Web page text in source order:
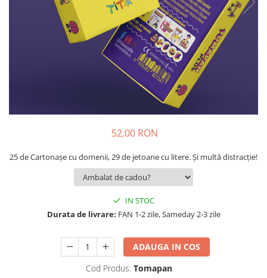
52,00 RON
25 de Cartonașe cu domenii, 29 de jetoane cu litere. Și multă distracție!
IN STOC
Durata de livrare: FAN 1-2 zile, Sameday 2-3 zile
ADAUGA IN COS
Cod Produs: Tomapan